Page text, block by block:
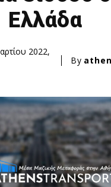
Ελλάδα
2022,
By